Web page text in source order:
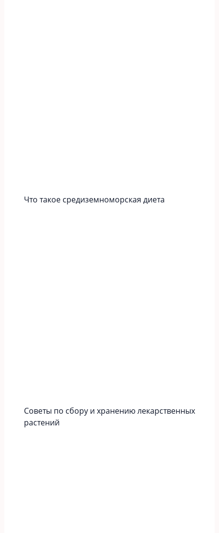
Что такое средиземноморская диета
Советы по сбору и хранению лекарственных
растений